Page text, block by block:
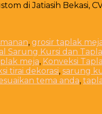
di Jatiasih Bekasi,
, grosir taplak
Sarung Kursi dan
meja, Konveksi
tirai dekorasi, sarung
tema anda,